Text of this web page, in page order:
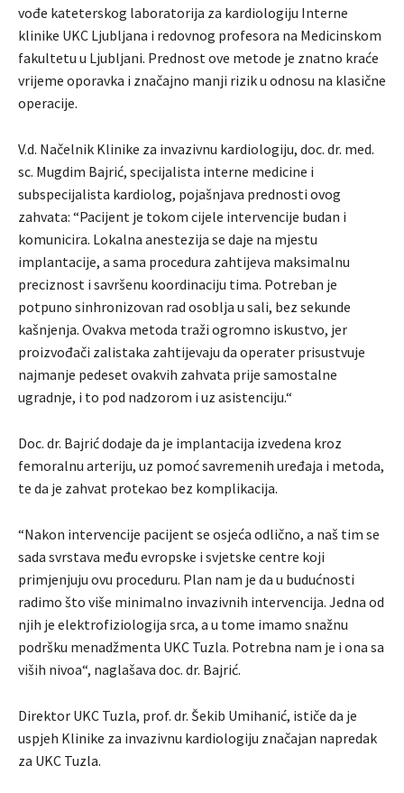
vođe kateterskog laboratorija za kardiologiju Interne
klinike UKC Ljubljana i redovnog profesora na Medicinskom
fakultetu u Ljubljani. Prednost ove metode je znatno kraće
vrijeme oporavka i značajno manji rizik u odnosu na klasične
operacije.
V.d. Načelnik Klinike za invazivnu kardiologiju, doc. dr. med.
sc. Mugdim Bajrić, specijalista interne medicine i
subspecijalista kardiolog, pojašnjava prednosti ovog
zahvata: “Pacijent je tokom cijele intervencije budan i
komunicira. Lokalna anestezija se daje na mjestu
implantacije, a sama procedura zahtijeva maksimalnu
preciznost i savršenu koordinaciju tima. Potreban je
potpuno sinhronizovan rad osoblja u sali, bez sekunde
kašnjenja. Ovakva metoda traži ogromno iskustvo, jer
proizvođači zalistaka zahtijevaju da operater prisustvuje
najmanje pedeset ovakvih zahvata prije samostalne
ugradnje, i to pod nadzorom i uz asistenciju.“
Doc. dr. Bajrić dodaje da je implantacija izvedena kroz
femoralnu arteriju, uz pomoć savremenih uređaja i metoda,
te da je zahvat protekao bez komplikacija.
“Nakon intervencije pacijent se osjeća odlično, a naš tim se
sada svrstava među evropske i svjetske centre koji
primjenjuju ovu proceduru. Plan nam je da u budućnosti
radimo što više minimalno invazivnih intervencija. Jedna od
njih je elektrofiziologija srca, a u tome imamo snažnu
podršku menadžmenta UKC Tuzla. Potrebna nam je i ona sa
viših nivoa“, naglašava doc. dr. Bajrić.
Direktor UKC Tuzla, prof. dr. Šekib Umihanić, ističe da je
uspjeh Klinike za invazivnu kardiologiju značajan napredak
za UKC Tuzla.